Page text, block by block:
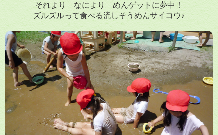
それより なにより めんゲットに夢中！
ズルズルって食べる流しそうめんサイコウ♪